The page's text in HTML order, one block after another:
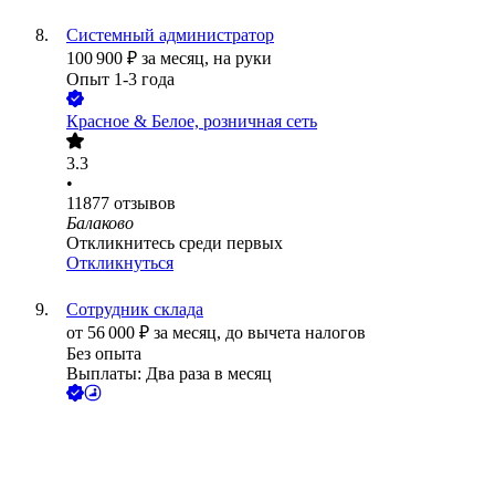
Системный администратор
100 900 ₽ за месяц, на руки
Опыт 1-3 года
Красное & Белое, розничная сеть
3.3
•
11877 отзывов
Балаково
Откликнитесь среди первых
Откликнуться
Сотрудник склада
от 56 000 ₽ за месяц, до вычета налогов
Без опыта
Выплаты: Два раза в месяц